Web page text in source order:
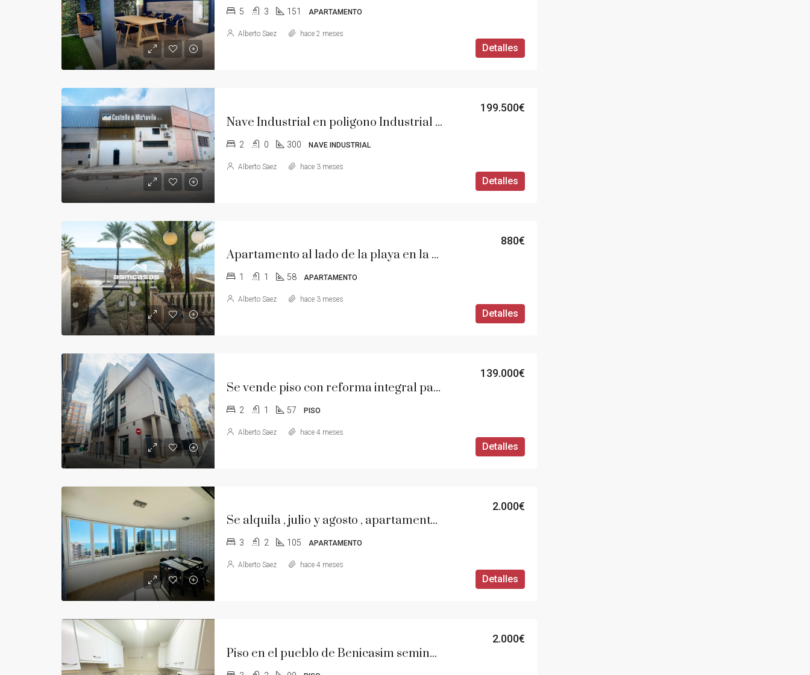
5 3 151 APARTAMENTO
Detalles
Alberto Saez hace 2 meses
Nave Industrial en poligono Industrial La Residencia
199.500€
2 0 300 NAVE INDUSTRIAL
Detalles
Alberto Saez hace 3 meses
Apartamento al lado de la playa en la zona dels Terrers
880€
1 1 58 APARTAMENTO
Detalles
Alberto Saez hace 3 meses
Se vende piso con reforma integral para entrar a vivir
139.000€
2 1 57 PISO
Detalles
Alberto Saez hace 4 meses
Se alquila , julio y agosto , apartamento en zona de els Terrers con vistas al mar
2.000€
3 2 105 APARTAMENTO
Detalles
Alberto Saez hace 4 meses
Piso en el pueblo de Benicasim seminuevo
2.000€